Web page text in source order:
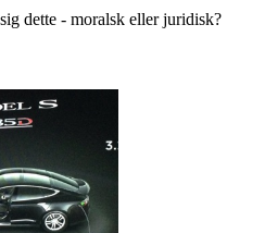
dette - moralsk eller juridisk?